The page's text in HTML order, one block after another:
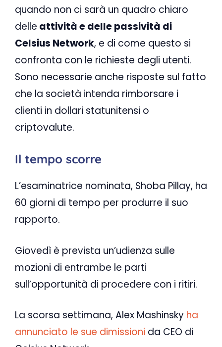
quando non ci sarà un quadro chiaro
delle attività e delle passività di
Celsius Network, e di come questo si
confronta con le richieste degli utenti.
Sono necessarie anche risposte sul fatto
che la società intenda rimborsare i
clienti in dollari statunitensi o
criptovalute.
Il tempo scorre
L’esaminatrice nominata, Shoba Pillay, ha
60 giorni di tempo per produrre il suo
rapporto.
Giovedì è prevista un’udienza sulle
mozioni di entrambe le parti
sull’opportunità di procedere con i ritiri.
La scorsa settimana, Alex Mashinsky ha
annunciato le sue dimissioni da CEO di